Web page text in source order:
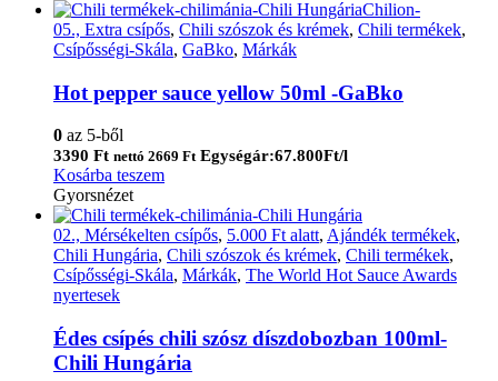
05., Extra csípős, Chili szószok és krémek, Chili termékek,
Csípősségi-Skála, GaBko, Márkák
Hot pepper sauce yellow 50ml -GaBko
0 az 5-ből
3390 Ft nettó 2669 Ft Egységár:67.800Ft/l
Kosárba teszem
Gyorsnézet
02., Mérsékelten csípős, 5.000 Ft alatt, Ajándék termékek,
Chili Hungária, Chili szószok és krémek, Chili termékek,
Csípősségi-Skála, Márkák, The World Hot Sauce Awards
nyertesek
Édes csípés chili szósz díszdobozban 100ml-
Chili Hungária